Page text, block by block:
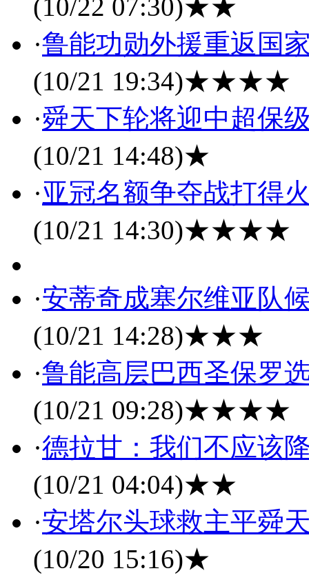
(10/22 07:30)★★
·鲁能功勋外援重返国
(10/21 19:34)★★★★
·舜天下轮将迎中超保
(10/21 14:48)★
·亚冠名额争夺战打得
(10/21 14:30)★★★★
·安蒂奇成塞尔维亚队
(10/21 14:28)★★★
·鲁能高层巴西圣保罗
(10/21 09:28)★★★★
·德拉甘：我们不应该
(10/21 04:04)★★
·安塔尔头球救主平舜
(10/20 15:16)★